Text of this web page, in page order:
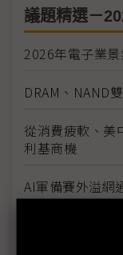
議題精選－
2026年電子業
DRAM、NAND
從消費疲軟、
利基商機
AI軍備賽外溢